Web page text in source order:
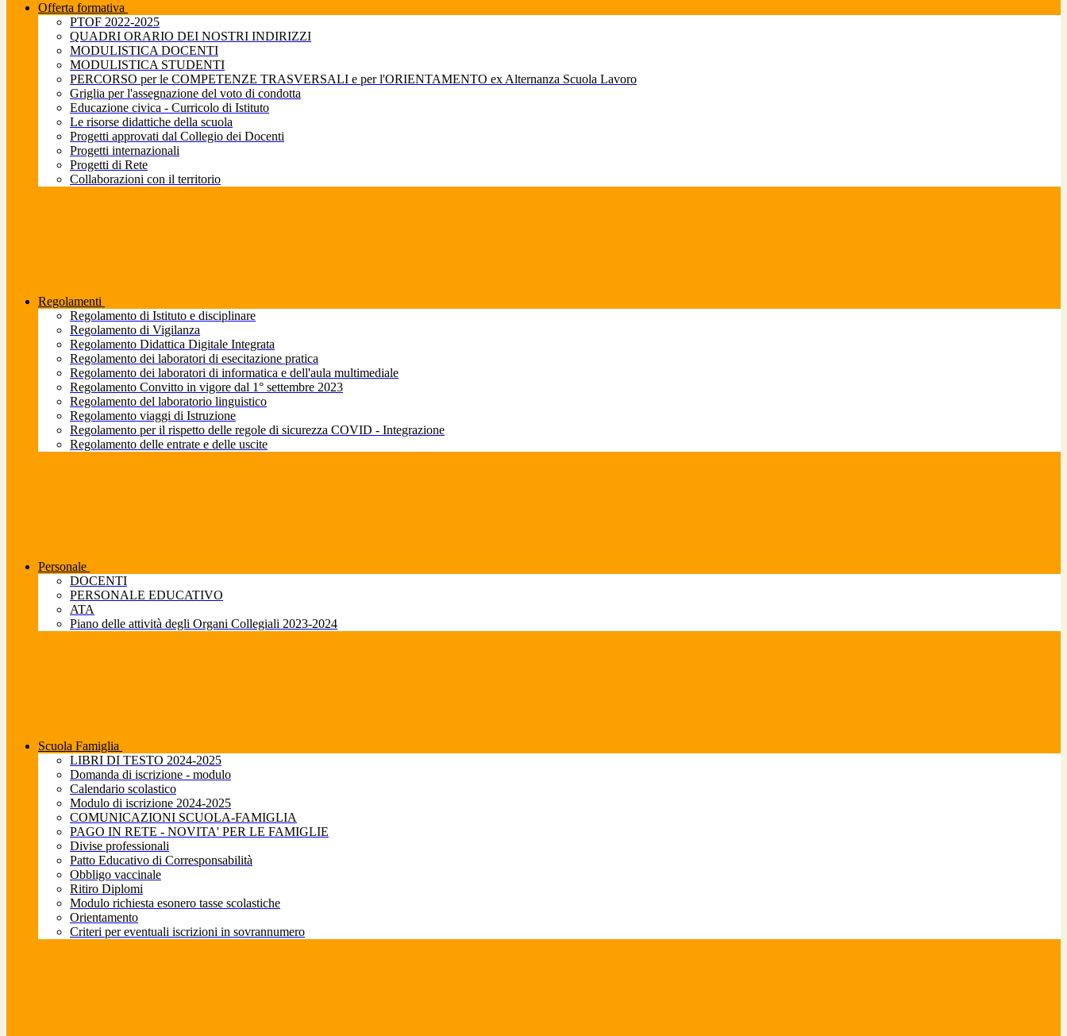
Offerta formativa
PTOF 2022-2025
QUADRI ORARIO DEI NOSTRI INDIRIZZI
MODULISTICA DOCENTI
MODULISTICA STUDENTI
PERCORSO per le COMPETENZE TRASVERSALI e per l'ORIENTAMENTO ex Alternanza Scuola Lavoro
Griglia per l'assegnazione del voto di condotta
Educazione civica - Curricolo di Istituto
Le risorse didattiche della scuola
Progetti approvati dal Collegio dei Docenti
Progetti internazionali
Progetti di Rete
Collaborazioni con il territorio
Regolamenti
Regolamento di Istituto e disciplinare
Regolamento di Vigilanza
Regolamento Didattica Digitale Integrata
Regolamento dei laboratori di esecitazione pratica
Regolamento dei laboratori di informatica e dell'aula multimediale
Regolamento Convitto in vigore dal 1° settembre 2023
Regolamento del laboratorio linguistico
Regolamento viaggi di Istruzione
Regolamento per il rispetto delle regole di sicurezza COVID - Integrazione
Regolamento delle entrate e delle uscite
Personale
DOCENTI
PERSONALE EDUCATIVO
ATA
Piano delle attività degli Organi Collegiali 2023-2024
Scuola Famiglia
LIBRI DI TESTO 2024-2025
Domanda di iscrizione - modulo
Calendario scolastico
Modulo di iscrizione 2024-2025
COMUNICAZIONI SCUOLA-FAMIGLIA
PAGO IN RETE - NOVITA' PER LE FAMIGLIE
Divise professionali
Patto Educativo di Corresponsabilità
Obbligo vaccinale
Ritiro Diplomi
Modulo richiesta esonero tasse scolastiche
Orientamento
Criteri per eventuali iscrizioni in sovrannumero